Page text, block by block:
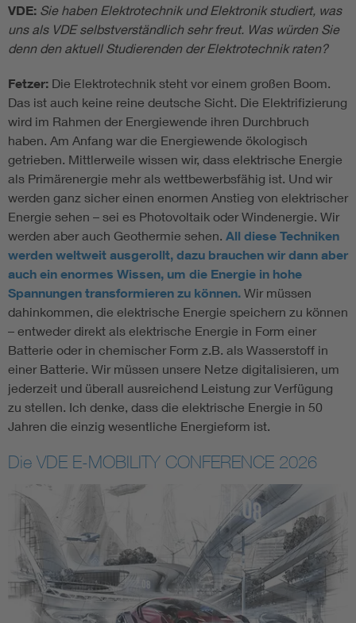
VDE: Sie haben Elektrotechnik und Elektronik studiert, was
uns als VDE selbstverständlich sehr freut. Was würden Sie
denn den aktuell Studierenden der Elektrotechnik raten?
Fetzer: Die Elektrotechnik steht vor einem großen Boom.
Das ist auch keine reine deutsche Sicht. Die Elektrifizierung
wird im Rahmen der Energiewende ihren Durchbruch
haben. Am Anfang war die Energiewende ökologisch
getrieben. Mittlerweile wissen wir, dass elektrische Energie
als Primärenergie mehr als wettbewerbsfähig ist. Und wir
werden ganz sicher einen enormen Anstieg von elektrischer
Energie sehen – sei es Photovoltaik oder Windenergie. Wir
werden aber auch Geothermie sehen. All diese Techniken
werden weltweit ausgerollt, dazu brauchen wir dann aber
auch ein enormes Wissen, um die Energie in hohe
Spannungen transformieren zu können. Wir müssen
dahinkommen, die elektrische Energie speichern zu können
– entweder direkt als elektrische Energie in Form einer
Batterie oder in chemischer Form z.B. als Wasserstoff in
einer Batterie. Wir müssen unsere Netze digitalisieren, um
jederzeit und überall ausreichend Leistung zur Verfügung
zu stellen. Ich denke, dass die elektrische Energie in 50
Jahren die einzig wesentliche Energieform ist.
Die VDE E-MOBILITY CONFERENCE 2026